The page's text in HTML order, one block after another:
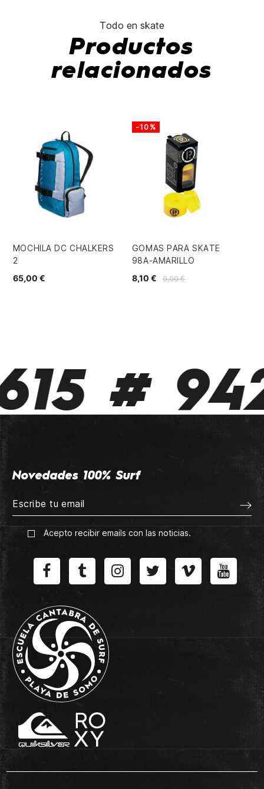
Todo en skate
Productos
relacionados
MOCHILA DC CHALKERS
2
65,00 €
GOMAS PARA SKATE
98A-AMARILLO
9,00 €
8,10 €
-10%
#
Novedades 100% Surf
Acepto recibir emails con las noticias.